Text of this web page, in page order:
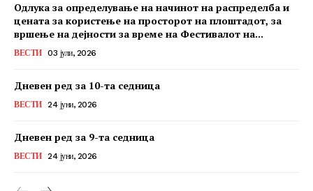
Одлука за определување на начинот на распределба и
цената за користење на просторот на плоштадот, за
вршење на дејности за време на Фестивалот на...
ВЕСТИ 03 јули, 2026
Дневен ред за 10-та седница
ВЕСТИ 24 јуни, 2026
Дневен ред за 9-та седница
ВЕСТИ 24 јуни, 2026